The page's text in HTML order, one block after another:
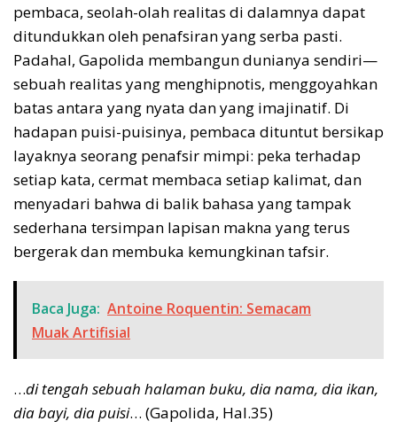
pembaca, seolah-olah realitas di dalamnya dapat
ditundukkan oleh penafsiran yang serba pasti.
Padahal, Gapolida membangun dunianya sendiri—
sebuah realitas yang menghipnotis, menggoyahkan
batas antara yang nyata dan yang imajinatif. Di
hadapan puisi-puisinya, pembaca dituntut bersikap
layaknya seorang penafsir mimpi: peka terhadap
setiap kata, cermat membaca setiap kalimat, dan
menyadari bahwa di balik bahasa yang tampak
sederhana tersimpan lapisan makna yang terus
bergerak dan membuka kemungkinan tafsir.
Baca Juga: Antoine Roquentin: Semacam
Muak Artifisial
…di tengah sebuah halaman buku, dia nama, dia ikan,
dia bayi, dia puisi… (Gapolida, Hal.35)